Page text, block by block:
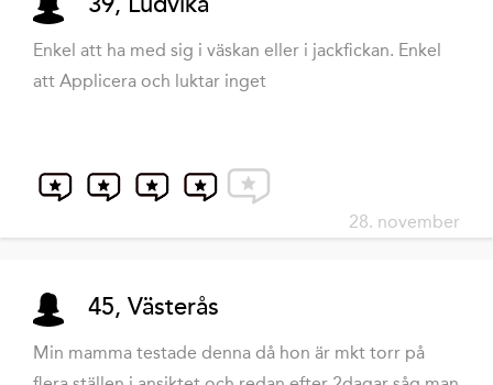
Enkel att ha med sig i väskan eller i jackfickan. Enkel
att Applicera och luktar inget
28. november
45, Västerås
Min mamma testade denna då hon är mkt torr på